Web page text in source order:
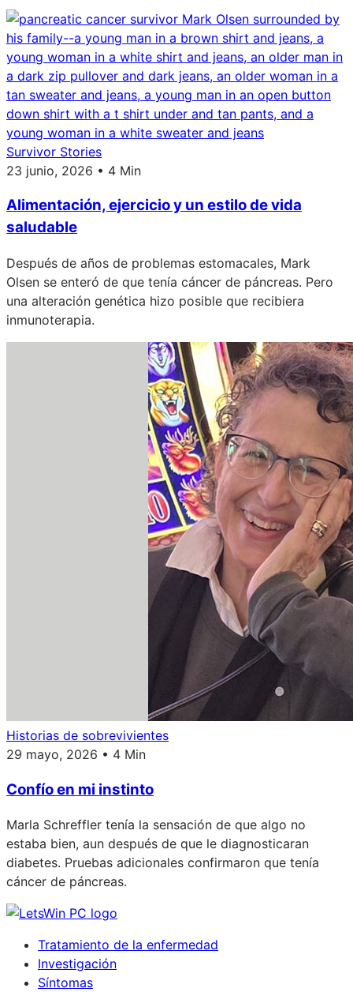
Survivor Stories
23 junio, 2026 • 4 Min
Alimentación, ejercicio y un estilo de vida
saludable
Después de años de problemas estomacales, Mark
Olsen se enteró de que tenía cáncer de páncreas. Pero
una alteración genética hizo posible que recibiera
inmunoterapia.
Historias de sobrevivientes
29 mayo, 2026 • 4 Min
Confío en mi instinto
Marla Schreffler tenía la sensación de que algo no
estaba bien, aun después de que le diagnosticaran
diabetes. Pruebas adicionales confirmaron que tenía
cáncer de páncreas.
Tratamiento de la enfermedad
Investigación
Síntomas